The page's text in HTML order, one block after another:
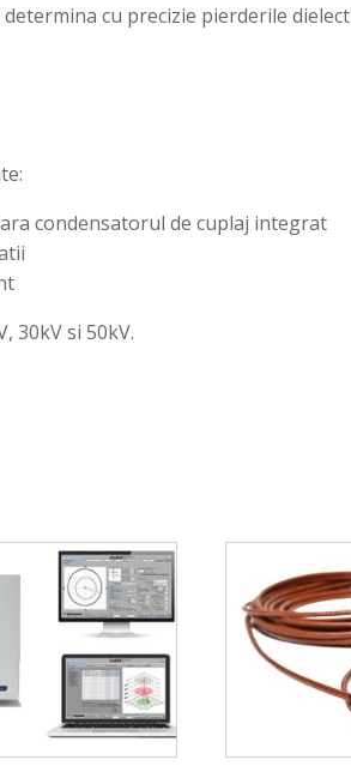
cu precizie pierderile
condensatorul de cuplaj integrat
30kV si 50kV.